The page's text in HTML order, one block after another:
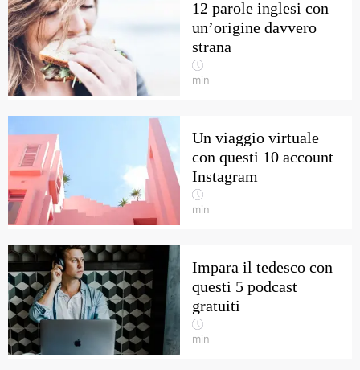
12 parole inglesi con
un’origine davvero
strana
min
Un viaggio virtuale
con questi 10 account
Instagram
min
Impara il tedesco con
questi 5 podcast
gratuiti
min